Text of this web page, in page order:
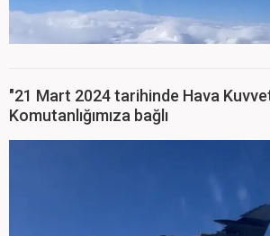
"21 Mart 2024 tarihinde Hava
Komutanlığımıza bağlı